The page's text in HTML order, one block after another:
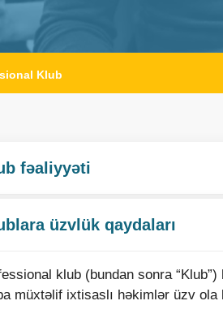
Klub
fəaliyyəti
üzvlük qaydaları
klub (bundan sonra
müxtəlif ixtisaslı həkimlər üzv ola